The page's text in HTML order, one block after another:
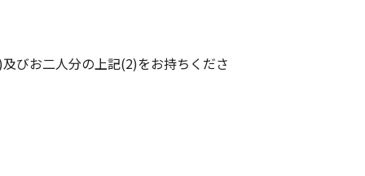
びお二人分の上記(2)をお持ちくださ